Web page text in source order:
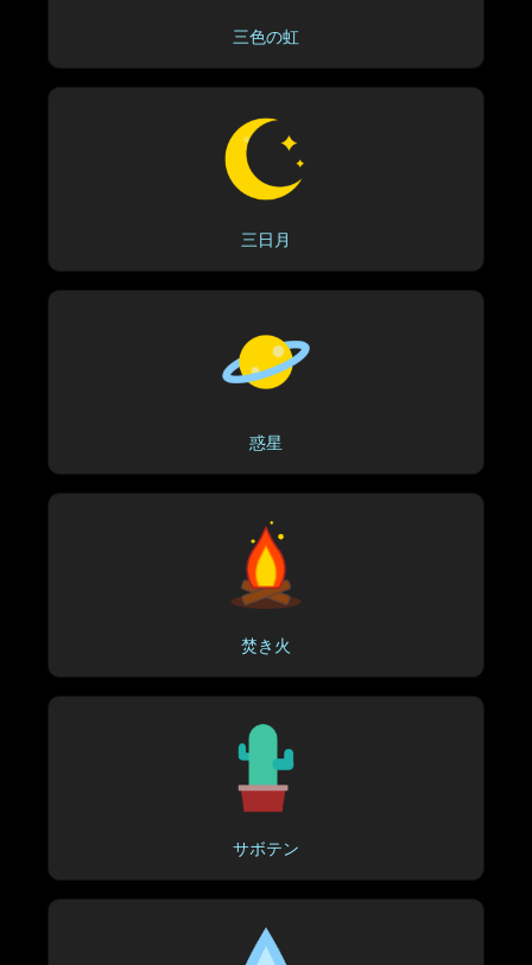
三色の虹
三日月
惑星
焚き火
サボテン